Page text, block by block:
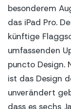
besonderem
das iPad Pro.
künftige
umfassenden
puncto Design.
ist das Design
unverändert
dass es sechs